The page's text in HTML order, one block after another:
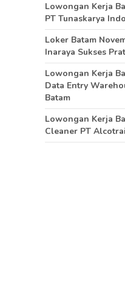
Lowongan Kerja
PT Tunaskarya
Loker Batam
Inaraya Sukses
Lowongan Kerja
Data Entry
Batam
Lowongan Kerja
Cleaner PT